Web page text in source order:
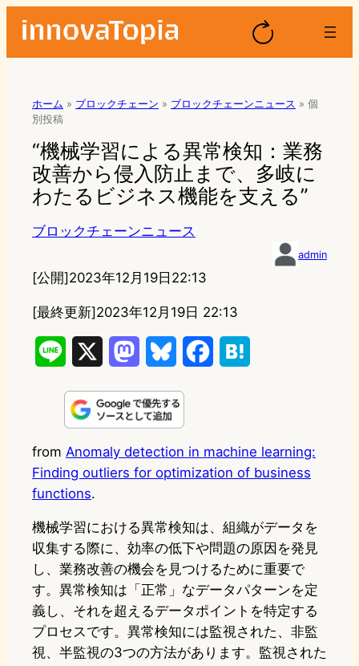
ホーム » ブロックチェーン » ブロックチェーンニュース » 個
別投稿
“機械学習による異常検知：業務
改善から侵入防止まで、多岐に
わたるビジネス機能を支える”
ブロックチェーンニュース
admin
[公開]2023年12月19日22:13
[最終更新]2023年12月19日 22:13
n
e
s
o
o
n
u
s
y
b
k
n
from Anomaly detection in machine learning:
Finding outliers for optimization of business
functions.
機械学習における異常検知は、組織がデータを
収集する際に、効率の低下や問題の原因を発見
し、業務改善の機会を見つけるために重要で
す。異常検知は「正常」なデータパターンを定
義し、それを超えるデータポイントを特定する
プロセスです。異常検知には監視された、非監
視、半監視の3つの方法があります。監視された